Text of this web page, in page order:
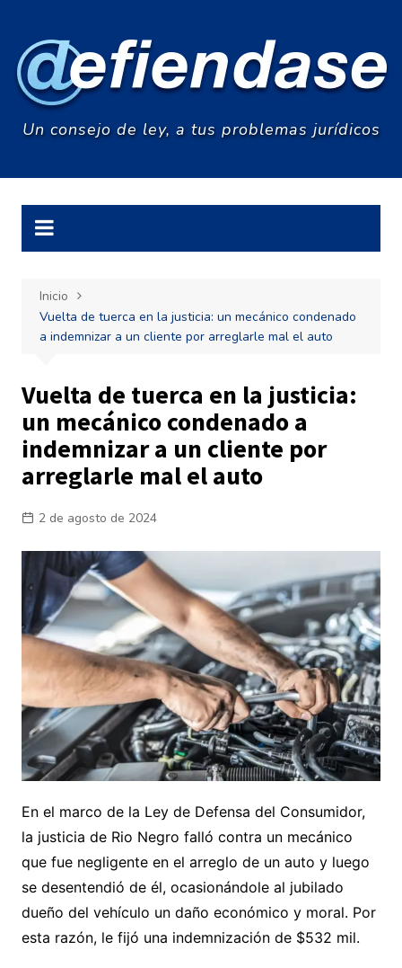
contenido
Un consejo de ley, a tus problemas jurídicos
Inicio
Vuelta de tuerca en la justicia: un mecánico condenado
a indemnizar a un cliente por arreglarle mal el auto
Vuelta de tuerca en la justicia:
un mecánico condenado a
indemnizar a un cliente por
arreglarle mal el auto
2 de agosto de 2024
En el marco de la Ley de Defensa del Consumidor,
la justicia de Rio Negro falló contra un mecánico
que fue negligente en el arreglo de un auto y luego
se desentendió de él, ocasionándole al jubilado
dueño del vehículo un daño económico y moral. Por
esta razón, le fijó una indemnización de $532 mil.